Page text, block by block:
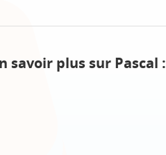
plus sur Pascal :